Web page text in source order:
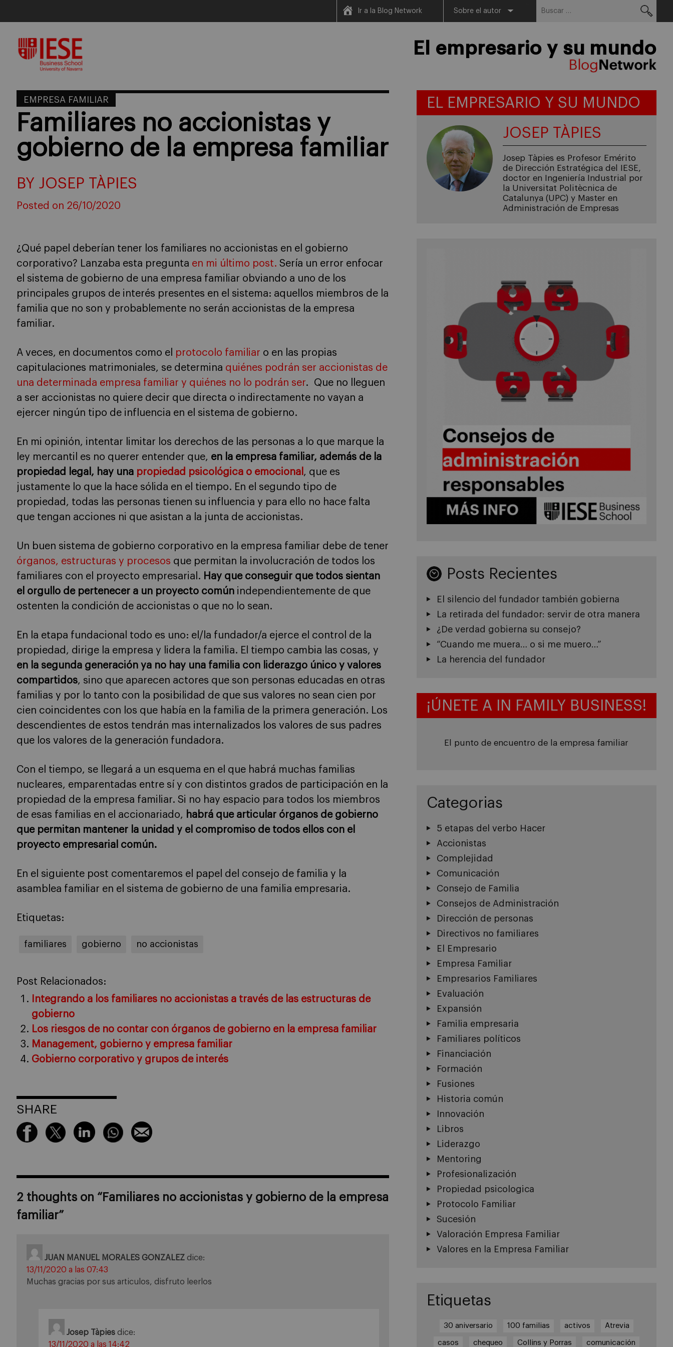
content
Ir a la Blog Network Sobre el autor
El empresario y su mundo
EMPRESA FAMILIAR
Familiares no accionistas y
gobierno de la empresa familiar
BY JOSEP TÀPIES
Posted on 26/10/2020
¿Qué papel deberían tener los familiares no accionistas en el gobierno
corporativo? Lanzaba esta pregunta en mi último post. Sería un error enfocar
el sistema de gobierno de una empresa familiar obviando a uno de los
principales grupos de interés presentes en el sistema: aquellos miembros de la
familia que no son y probablemente no serán accionistas de la empresa
familiar.
A veces, en documentos como el protocolo familiar o en las propias
capitulaciones matrimoniales, se determina quiénes podrán ser accionistas de
una determinada empresa familiar y quiénes no lo podrán ser. Que no lleguen
a ser accionistas no quiere decir que directa o indirectamente no vayan a
ejercer ningún tipo de influencia en el sistema de gobierno.
En mi opinión, intentar limitar los derechos de las personas a lo que marque la
ley mercantil es no querer entender que, en la empresa familiar, además de la
propiedad legal, hay una propiedad psicológica o emocional , que es
justamente lo que la hace sólida en el tiempo. En el segundo tipo de
propiedad, todas las personas tienen su influencia y para ello no hace falta
que tengan acciones ni que asistan a la junta de accionistas.
Un buen sistema de gobierno corporativo en la empresa familiar debe de tener
órganos, estructuras y procesos que permitan la involucración de todos los
familiares con el proyecto empresarial. Hay que conseguir que todos sientan
el orgullo de pertenecer a un proyecto común independientemente de que
ostenten la condición de accionistas o que no lo sean.
En la etapa fundacional todo es uno: el/la fundador/a ejerce el control de la
propiedad, dirige la empresa y lidera la familia. El tiempo cambia las cosas, y
en la segunda generación ya no hay una familia con liderazgo único y valores
compartidos, sino que aparecen actores que son personas educadas en otras
familias y por lo tanto con la posibilidad de que sus valores no sean cien por
cien coincidentes con los que había en la familia de la primera generación. Los
descendientes de estos tendrán mas internalizados los valores de sus padres
que los valores de la generación fundadora.
Con el tiempo, se llegará a un esquema en el que habrá muchas familias
nucleares, emparentadas entre sí y con distintos grados de participación en la
propiedad de la empresa familiar. Si no hay espacio para todos los miembros
de esas familias en el accionariado, habrá que articular órganos de gobierno
que permitan mantener la unidad y el compromiso de todos ellos con el
proyecto empresarial común.
En el siguiente post comentaremos el papel del consejo de familia y la
asamblea familiar en el sistema de gobierno de una familia empresaria.
Etiquetas:
familiares gobierno no accionistas
Post Relacionados:
Integrando a los familiares no accionistas a través de las estructuras de
gobierno
Los riesgos de no contar con órganos de gobierno en la empresa familiar
Management, gobierno y empresa familiar
Gobierno corporativo y grupos de interés
SHARE
2 thoughts on “ Familiares no accionistas y gobierno de la empresa
familiar”
JUAN MANUEL MORALES GONZALEZ dice:
13/11/2020 a las 07:43
Muchas gracias por sus articulos, disfruto leerlos
Josep Tàpies dice:
13/11/2020 a las 14:42
EL EMPRESARIO Y SU MUNDO
JOSEP TÀPIES
Josep Tàpies es Profesor Emérito
de Dirección Estratégica del IESE,
doctor en Ingeniería Industrial por
la Universitat Politècnica de
Catalunya (UPC) y Master en
Administración de Empresas
Posts Recientes
El silencio del fundador también gobierna
La retirada del fundador: servir de otra manera
¿De verdad gobierna su consejo?
“Cuando me muera… o si me muero…”
La herencia del fundador
¡ÚNETE A IN FAMILY BUSINESS!
El punto de encuentro de la empresa familiar
Categorias
5 etapas del verbo Hacer
Accionistas
Complejidad
Comunicación
Consejo de Familia
Consejos de Administración
Dirección de personas
Directivos no familiares
El Empresario
Empresa Familiar
Empresarios Familiares
Evaluación
Expansión
Familia empresaria
Familiares políticos
Financiación
Formación
Fusiones
Historia común
Innovación
Libros
Liderazgo
Mentoring
Profesionalización
Propiedad psicologica
Protocolo Familiar
Sucesión
Valoración Empresa Familiar
Valores en la Empresa Familiar
Etiquetas
30 aniversario 100 familias activos Atrevia
casos chequeo Collins y Porras comunicación